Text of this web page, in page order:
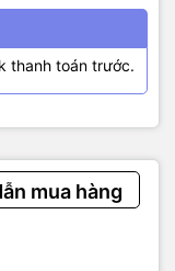
thanh toán trước.
mua hàng